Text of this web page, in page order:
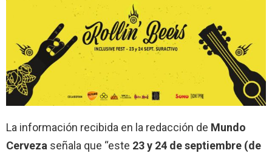
La información recibida en la redacción de Mundo
Cerveza señala que “este 23 y 24 de septiembre (de